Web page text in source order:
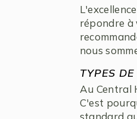
répondre à
nous
TYPES
Au Central
C'est
standard